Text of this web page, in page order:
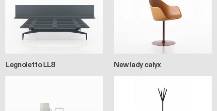
Legnoletto LL8 New lady calyx